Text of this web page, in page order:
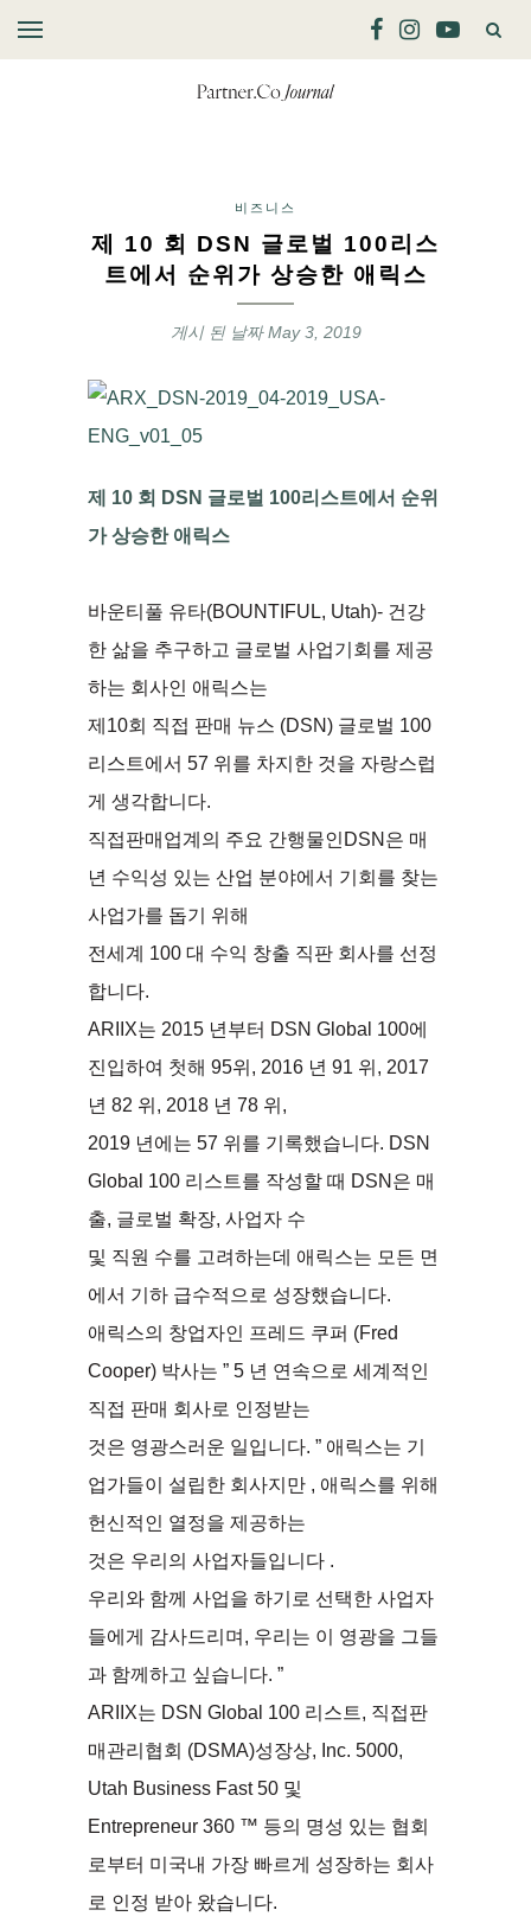
비즈니스
제 10 회 DSN 글로벌 100리스
트에서 순위가 상승한 애릭스
게시 된 날짜May 3, 2019
제 10 회 DSN 글로벌 100리스트에서 순위
가 상승한 애릭스
바운티풀 유타(BOUNTIFUL, Utah)- 건강
한 삶을 추구하고 글로벌 사업기회를 제공
하는 회사인 애릭스는
제10회 직접 판매 뉴스 (DSN) 글로벌 100
리스트에서 57 위를 차지한 것을 자랑스럽
게 생각합니다.
직접판매업계의 주요 간행물인DSN은 매
년 수익성 있는 산업 분야에서 기회를 찾는
사업가를 돕기 위해
전세계 100 대 수익 창출 직판 회사를 선정
합니다.
ARIIX는 2015 년부터 DSN Global 100에
진입하여 첫해 95위, 2016 년 91 위, 2017
년 82 위, 2018 년 78 위,
2019 년에는 57 위를 기록했습니다. DSN
Global 100 리스트를 작성할 때 DSN은 매
출, 글로벌 확장, 사업자 수
및 직원 수를 고려하는데 애릭스는 모든 면
에서 기하 급수적으로 성장했습니다.
애릭스의 창업자인 프레드 쿠퍼 (Fred
Cooper) 박사는 ” 5 년 연속으로 세계적인
직접 판매 회사로 인정받는
것은 영광스러운 일입니다. ” 애릭스는 기
업가들이 설립한 회사지만 , 애릭스를 위해
헌신적인 열정을 제공하는
것은 우리의 사업자들입니다 .
우리와 함께 사업을 하기로 선택한 사업자
들에게 감사드리며, 우리는 이 영광을 그들
과 함께하고 싶습니다. ”
ARIIX는 DSN Global 100 리스트, 직접판
매관리협회 (DSMA)성장상, Inc. 5000,
Utah Business Fast 50 및
Entrepreneur 360 ™ 등의 명성 있는 협회
로부터 미국내 가장 빠르게 성장하는 회사
로 인정 받아 왔습니다.